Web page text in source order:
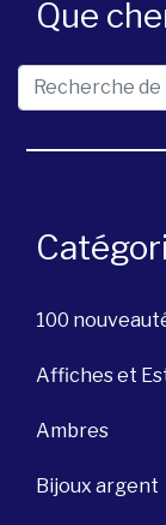
Que
Recherche pour :
100
Affiches et
Ambres
Bijoux argent